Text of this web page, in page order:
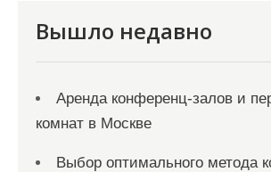
Вышло недавно
Аренда конференц-залов и
комнат в Москве
Выбор оптимального метода